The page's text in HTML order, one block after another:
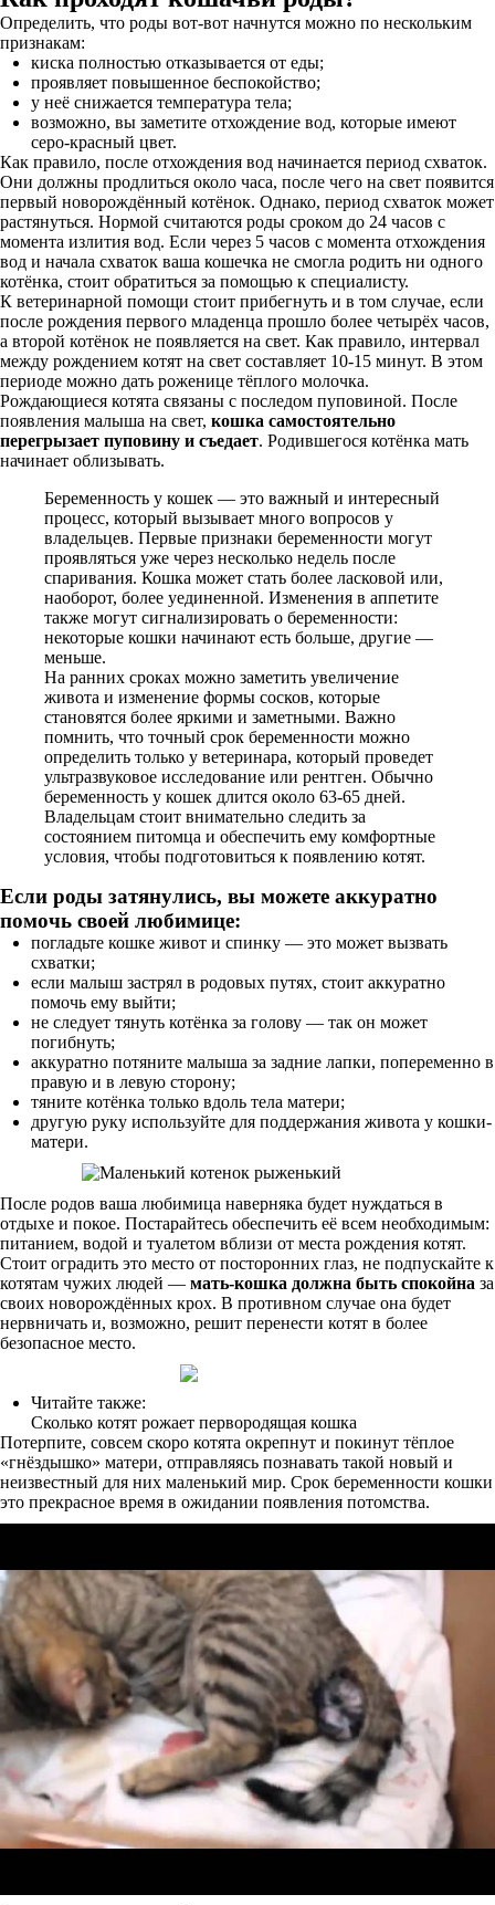
Определить, что роды вот-вот начнутся можно по нескольким
признакам:
киска полностью отказывается от еды;
проявляет повышенное беспокойство;
у неё снижается температура тела;
возможно, вы заметите отхождение вод, которые имеют
серо-красный цвет.
Как правило, после отхождения вод начинается период схваток.
Они должны продлиться около часа, после чего на свет появится
первый новорождённый котёнок. Однако, период схваток может
растянуться. Нормой считаются роды сроком до 24 часов с
момента излития вод. Если через 5 часов с момента отхождения
вод и начала схваток ваша кошечка не смогла родить ни одного
котёнка, стоит обратиться за помощью к специалисту.
К ветеринарной помощи стоит прибегнуть и в том случае, если
после рождения первого младенца прошло более четырёх часов,
а второй котёнок не появляется на свет. Как правило, интервал
между рождением котят на свет составляет 10-15 минут. В этом
периоде можно дать роженице тёплого молочка.
Рождающиеся котята связаны с последом пуповиной. После
появления малыша на свет, кошка самостоятельно
перегрызает пуповину и съедает. Родившегося котёнка мать
начинает облизывать.
Беременность у кошек — это важный и интересный
процесс, который вызывает много вопросов у
владельцев. Первые признаки беременности могут
проявляться уже через несколько недель после
спаривания. Кошка может стать более ласковой или,
наоборот, более уединенной. Изменения в аппетите
также могут сигнализировать о беременности:
некоторые кошки начинают есть больше, другие —
меньше.
На ранних сроках можно заметить увеличение
живота и изменение формы сосков, которые
становятся более яркими и заметными. Важно
помнить, что точный срок беременности можно
определить только у ветеринара, который проведет
ультразвуковое исследование или рентген. Обычно
беременность у кошек длится около 63-65 дней.
Владельцам стоит внимательно следить за
состоянием питомца и обеспечить ему комфортные
условия, чтобы подготовиться к появлению котят.
Если роды затянулись, вы можете аккуратно
помочь своей любимице:
погладьте кошке живот и спинку — это может вызвать
схватки;
если малыш застрял в родовых путях, стоит аккуратно
помочь ему выйти;
не следует тянуть котёнка за голову — так он может
погибнуть;
аккуратно потяните малыша за задние лапки, попеременно в
правую и в левую сторону;
тяните котёнка только вдоль тела матери;
другую руку используйте для поддержания живота у кошки-
матери.
После родов ваша любимица наверняка будет нуждаться в
отдыхе и покое. Постарайтесь обеспечить её всем необходимым:
питанием, водой и туалетом вблизи от места рождения котят.
Стоит оградить это место от посторонних глаз, не подпускайте к
котятам чужих людей — мать-кошка должна быть спокойна за
своих новорождённых крох. В противном случае она будет
нервничать и, возможно, решит перенести котят в более
безопасное место.
Читайте также:
Сколько котят рожает первородящая кошка
Потерпите, совсем скоро котята окрепнут и покинут тёплое
«гнёздышко» матери, отправляясь познавать такой новый и
неизвестный для них маленький мир. Срок беременности кошки
это прекрасное время в ожидании появления потомства.